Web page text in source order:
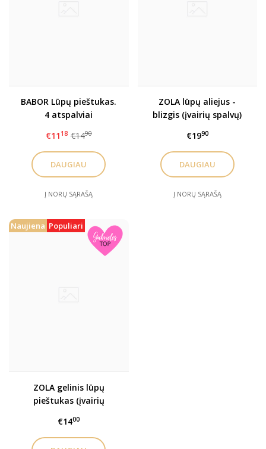
BABOR Lūpų pieštukas.
4 atspalviai
€11 18 €1490
DAUGIAU
Į NORŲ SĄRAŠĄ
ZOLA lūpų aliejus -
blizgis (įvairių spalvų)
€1990
DAUGIAU
Į NORŲ SĄRAŠĄ
Naujiena Populiari
ZOLA gelinis lūpų
pieštukas (įvairių
€1400